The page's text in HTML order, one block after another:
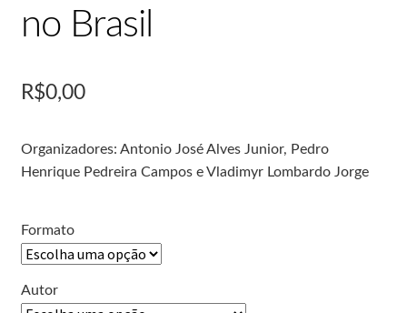
Notícias
Política de Privacidade
RCV
Teste
no Brasil
R$0,00
Organizadores: Antonio José Alves Junior, Pedro
Henrique Pedreira Campos e Vladimyr Lombardo Jorge
Formato
Autor